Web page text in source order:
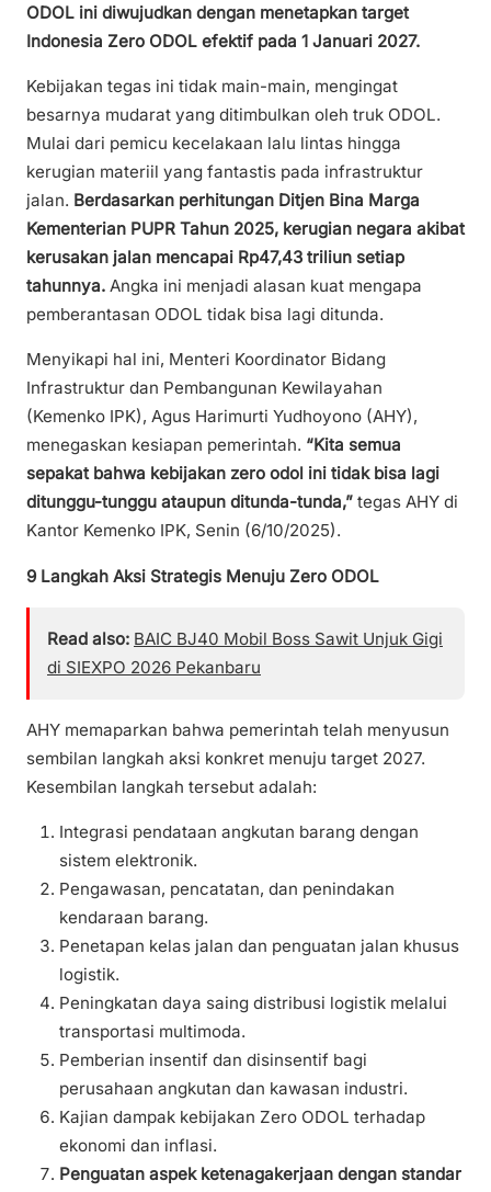
ODOL ini diwujudkan dengan menetapkan target
Indonesia Zero ODOL efektif pada 1 Januari 2027.
Kebijakan tegas ini tidak main-main, mengingat
besarnya mudarat yang ditimbulkan oleh truk ODOL.
Mulai dari pemicu kecelakaan lalu lintas hingga
kerugian materiil yang fantastis pada infrastruktur
jalan. Berdasarkan perhitungan Ditjen Bina Marga
Kementerian PUPR Tahun 2025, kerugian negara akibat
kerusakan jalan mencapai Rp47,43 triliun setiap
tahunnya. Angka ini menjadi alasan kuat mengapa
pemberantasan ODOL tidak bisa lagi ditunda.
Menyikapi hal ini, Menteri Koordinator Bidang
Infrastruktur dan Pembangunan Kewilayahan
(Kemenko IPK), Agus Harimurti Yudhoyono (AHY),
menegaskan kesiapan pemerintah. “Kita semua
sepakat bahwa kebijakan zero odol ini tidak bisa lagi
ditunggu-tunggu ataupun ditunda-tunda,” tegas AHY di
Kantor Kemenko IPK, Senin (6/10/2025).
9 Langkah Aksi Strategis Menuju Zero ODOL
Read also: BAIC BJ40 Mobil Boss Sawit Unjuk Gigi
di SIEXPO 2026 Pekanbaru
AHY memaparkan bahwa pemerintah telah menyusun
sembilan langkah aksi konkret menuju target 2027.
Kesembilan langkah tersebut adalah:
Integrasi pendataan angkutan barang dengan
sistem elektronik.
Pengawasan, pencatatan, dan penindakan
kendaraan barang.
Penetapan kelas jalan dan penguatan jalan khusus
logistik.
Peningkatan daya saing distribusi logistik melalui
transportasi multimoda.
Pemberian insentif dan disinsentif bagi
perusahaan angkutan dan kawasan industri.
Kajian dampak kebijakan Zero ODOL terhadap
ekonomi dan inflasi.
Penguatan aspek ketenagakerjaan dengan standar